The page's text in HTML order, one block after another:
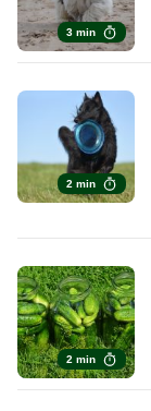
3 min
2 min
2 min